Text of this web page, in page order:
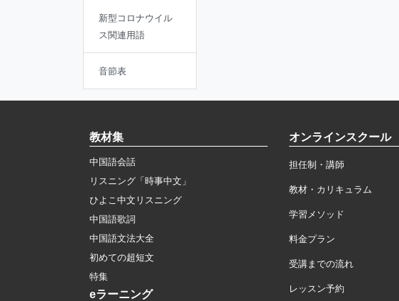
新型コロナウイル
ス関連用語
音節表
教材集
中国語会話
リスニング「時事中文」
ひよこ中文リスニング
中国語歌詞
中国語文法大全
初めての超短文
特集
eラーニング
オンラインスクール
担任制・講師
教材・カリキュラム
学習メソッド
料金プラン
受講までの流れ
レッスン予約